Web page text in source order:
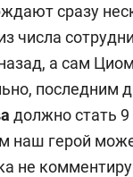
сразу
числа
а сам
последним
должно стать
наш герой
не